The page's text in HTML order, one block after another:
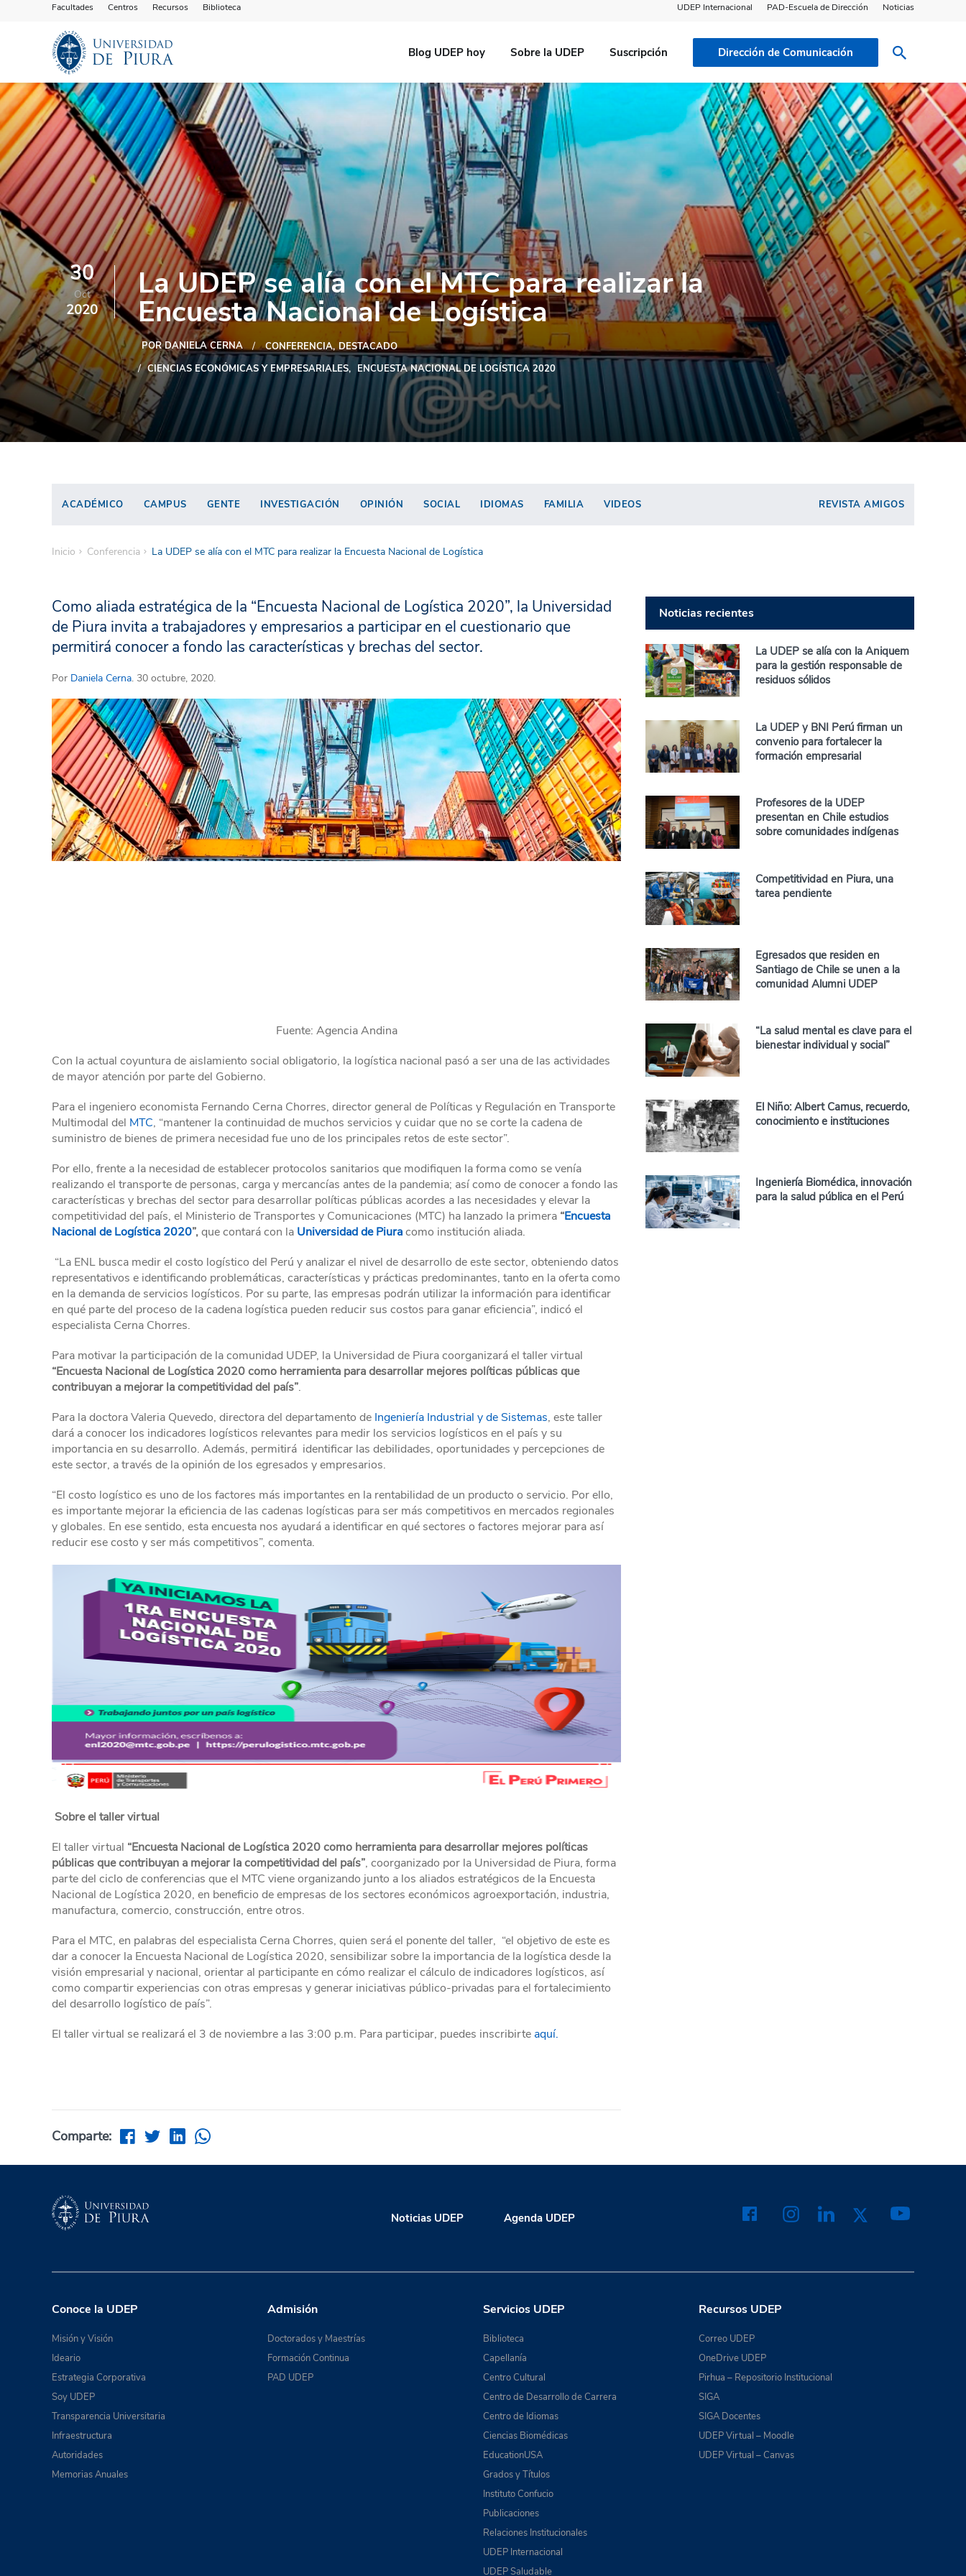
Facultades Centros Recursos Biblioteca UDEP Internacional PAD-Escuela de Dirección Noticias
Blog UDEP hoy Sobre la UDEP Suscripción Dirección de Comunicación
30
Oct
2020
La UDEP se alía con el MTC para realizar la
Encuesta Nacional de Logística
POR DANIELA CERNA CONFERENCIA DESTACADO
CIENCIAS ECONÓMICAS Y EMPRESARIALES
ENCUESTA NACIONAL DE LOGÍSTICA 2020
ACADÉMICO CAMPUS GENTE INVESTIGACIÓN OPINIÓN SOCIAL IDIOMAS FAMILIA VIDEOS REVISTA AMIGOS
Inicio Conferencia La UDEP se alía con el MTC para realizar la Encuesta Nacional de Logística
Como aliada estratégica de la “Encuesta Nacional de Logística 2020”, la Universidad
de Piura invita a trabajadores y empresarios a participar en el cuestionario que
permitirá conocer a fondo las características y brechas del sector.
Por Daniela Cerna. 30 octubre, 2020.
Fuente: Agencia Andina
Con la actual coyuntura de aislamiento social obligatorio, la logística nacional pasó a ser una de las actividades
de mayor atención por parte del Gobierno.
Para el ingeniero economista Fernando Cerna Chorres, director general de Políticas y Regulación en Transporte
Multimodal del MTC, “mantener la continuidad de muchos servicios y cuidar que no se corte la cadena de
suministro de bienes de primera necesidad fue uno de los principales retos de este sector”.
Por ello, frente a la necesidad de establecer protocolos sanitarios que modifiquen la forma como se venía
realizando el transporte de personas, carga y mercancías antes de la pandemia; así como de conocer a fondo las
características y brechas del sector para desarrollar políticas públicas acordes a las necesidades y elevar la
competitividad del país, el Ministerio de Transportes y Comunicaciones (MTC) ha lanzado la primera “Encuesta
Nacional de Logística 2020”,que contará con la Universidad de Piuracomo institución aliada.
“La ENL busca medir el costo logístico del Perú y analizar el nivel de desarrollo de este sector, obteniendo datos
representativos e identificando problemáticas, características y prácticas predominantes, tanto en la oferta como
en la demanda de servicios logísticos. Por su parte, las empresas podrán utilizar la información para identificar
en qué parte del proceso de la cadena logística pueden reducir sus costos para ganar eficiencia”, indicó el
especialista Cerna Chorres.
Para motivar la participación de la comunidad UDEP, la Universidad de Piura coorganizará el taller virtual
“Encuesta Nacional de Logística 2020 como herramienta para desarrollar mejores políticas públicas que
contribuyan a mejorar la competitividad del país”.
Para la doctora Valeria Quevedo, directora del departamento de Ingeniería Industrial y de Sistemas, este taller
dará a conocer los indicadores logísticos relevantes para medir los servicios logísticos en el país y su
importancia en su desarrollo. Además, permitirá identificar las debilidades, oportunidades y percepciones de
este sector, a través de la opinión de los egresados y empresarios.
“El costo logístico es uno de los factores más importantes en la rentabilidad de un producto o servicio. Por ello,
es importante mejorar la eficiencia de las cadenas logísticas para ser más competitivos en mercados regionales
y globales. En ese sentido, esta encuesta nos ayudará a identificar en qué sectores o factores mejorar para así
reducir ese costo y ser más competitivos”, comenta.
Sobre el taller virtual
El taller virtual “Encuesta Nacional de Logística 2020 como herramienta para desarrollar mejores políticas
públicas que contribuyan a mejorar la competitividad del país”, coorganizado por la Universidad de Piura, forma
parte del ciclo de conferencias que el MTC viene organizando junto a los aliados estratégicos de la Encuesta
Nacional de Logística 2020, en beneficio de empresas de los sectores económicos agroexportación, industria,
manufactura, comercio, construcción, entre otros.
Para el MTC, en palabras del especialista Cerna Chorres, quien será el ponente del taller, “el objetivo de este es
dar a conocer la Encuesta Nacional de Logística 2020, sensibilizar sobre la importancia de la logística desde la
visión empresarial y nacional, orientar al participante en cómo realizar el cálculo de indicadores logísticos, así
como compartir experiencias con otras empresas y generar iniciativas público-privadas para el fortalecimiento
del desarrollo logístico de país”.
El taller virtual se realizará el 3 de noviembre a las 3:00 p.m. Para participar, puedes inscribirte aquí.
Comparte:
Noticias recientes
La UDEP se alía con la Aniquem
para la gestión responsable de
residuos sólidos
La UDEP y BNI Perú firman un
convenio para fortalecer la
formación empresarial
Profesores de la UDEP
presentan en Chile estudios
sobre comunidades indígenas
Competitividad en Piura, una
tarea pendiente
Egresados que residen en
Santiago de Chile se unen a la
comunidad Alumni UDEP
“La salud mental es clave para el
bienestar individual y social”
El Niño: Albert Camus, recuerdo,
conocimiento e instituciones
Ingeniería Biomédica, innovación
para la salud pública en el Perú
Noticias UDEP Agenda UDEP
Conoce la UDEP
Misión y Visión
Ideario
Estrategia Corporativa
Soy UDEP
Transparencia Universitaria
Infraestructura
Autoridades
Memorias Anuales
Admisión
Doctorados y Maestrías
Formación Continua
PAD UDEP
Servicios UDEP
Biblioteca
Capellanía
Centro Cultural
Centro de Desarrollo de Carrera
Centro de Idiomas
Ciencias Biomédicas
EducationUSA
Grados y Títulos
Instituto Confucio
Publicaciones
Relaciones Institucionales
UDEP Internacional
UDEP Saludable
Recursos UDEP
Correo UDEP
OneDrive UDEP
Pirhua – Repositorio Institucional
SIGA
SIGA Docentes
UDEP Virtual – Moodle
UDEP Virtual – Canvas